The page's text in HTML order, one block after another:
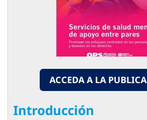
ACCEDA A LA
Introducción